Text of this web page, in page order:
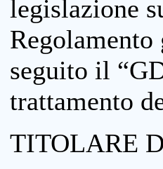
legislazione
seguito il
trattamento
TITOLARE